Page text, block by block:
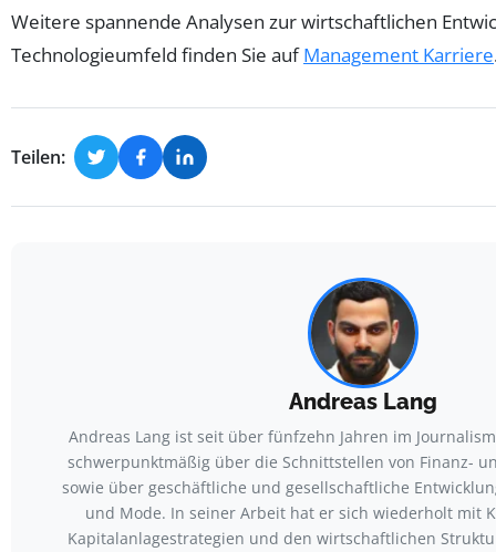
Weitere spannende Analysen zur wirtschaftlichen
Technologieumfeld finden Sie aufManagement Karriere
Teilen:
Andreas Lang
Andreas Lang ist seit über fünfzehn Jahren im
schwerpunktmäßig über die Schnittstellen von Finanz-
sowie über geschäftliche und gesellschaftliche
und Mode. In seiner Arbeit hat er sich wiederholt mit
Kapitalanlagestrategien und den wirtschaftlichen